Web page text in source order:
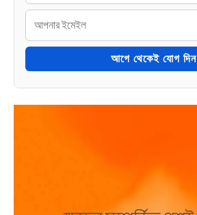
আগে থেকেই যোগ দিন